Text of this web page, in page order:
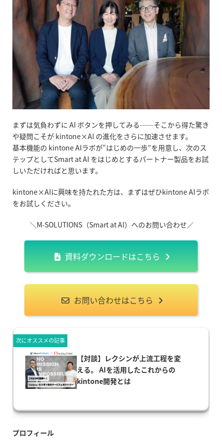
まずは気負わずに AI ボタンを押してみる──そこから得た驚き
や疑問こそが kintone×AI の進化をさらに加速させます。
基本機能の kintone AIラボが“はじめの一歩”を用意し、次のス
テップとしてSmart at AI をはじめとするパートナー製品をお試
しいただければと思います。
kintone×AIに興味を持たれた方は、まずはぜひkintone AIラボ
をお試しください。
＼M-SOLUTIONS （Smart at AI）へのお問い合わせ／
資料ダウンロードはこちら
お問い合わせはこちら
【対談】レクシンが上流工程を変
える。 AIを活用したこれからの
kintone開発とは
次にオススメの記事
プロフィール